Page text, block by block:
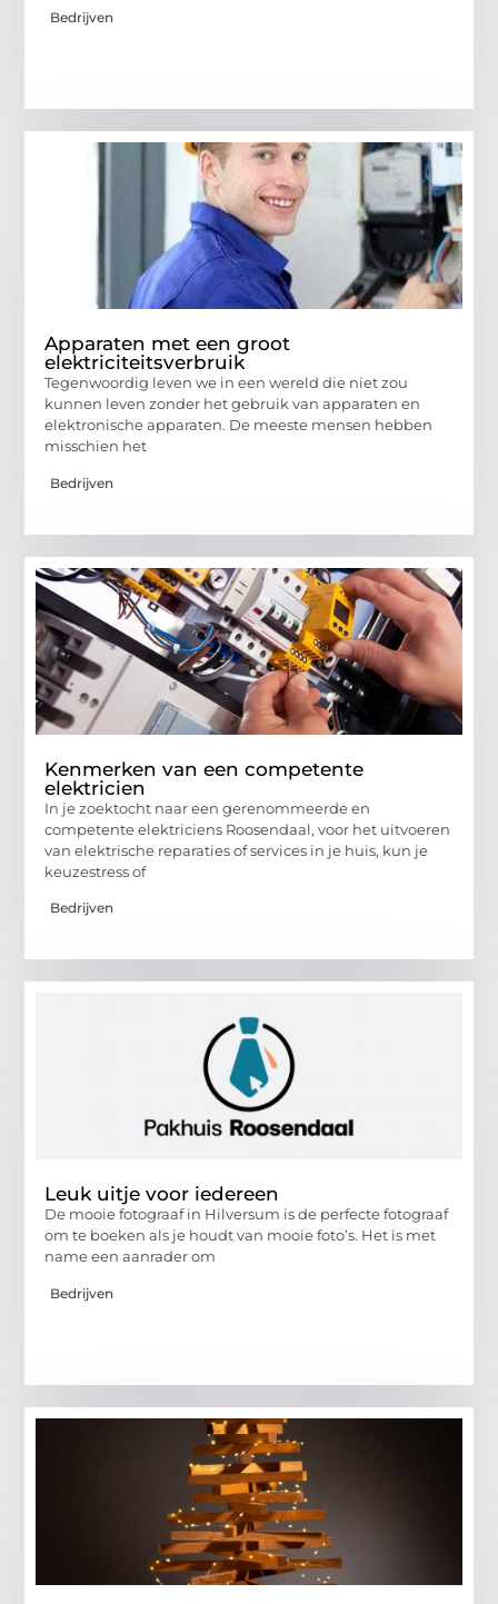
Bedrijven
Apparaten met een groot
elektriciteitsverbruik
Tegenwoordig leven we in een wereld die niet zou
kunnen leven zonder het gebruik van apparaten en
elektronische apparaten. De meeste mensen hebben
misschien het
Bedrijven
Kenmerken van een competente
elektricien
In je zoektocht naar een gerenommeerde en
competente elektriciens Roosendaal, voor het uitvoeren
van elektrische reparaties of services in je huis, kun je
keuzestress of
Bedrijven
Leuk uitje voor iedereen
De mooie fotograaf in Hilversum is de perfecte fotograaf
om te boeken als je houdt van mooie foto’s. Het is met
name een aanrader om
Bedrijven